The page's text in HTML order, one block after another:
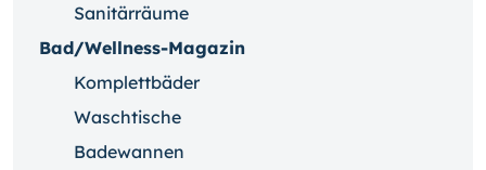
Sanitärräume
Bad/Wellness-Magazin
Komplettbäder
Waschtische
Badewannen